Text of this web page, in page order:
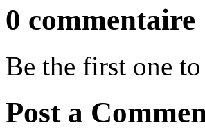
0 commentaire
Be the first one
Post a